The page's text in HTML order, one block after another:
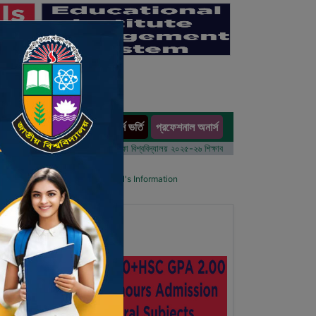
অনার্স ভর্তি প্রফেশনাল অনার্স
ভর্তি আবেদন বিজ্ঞপ্তি ঢাকা বিশ্ববিদ্যালয় ২০২৫-২৬ শিক্ষাবর্ষে আন্ডারগ্র্যাজুয়েট প্রোগ্রামে ভর্তি
Details Primary School's Information